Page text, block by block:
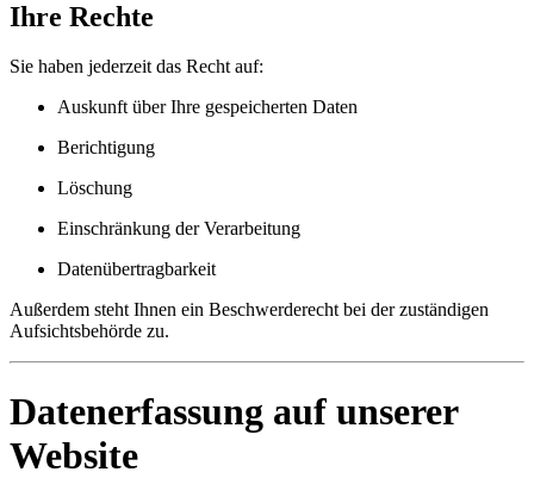
Ihre Rechte
Sie haben jederzeit das Recht auf:
Auskunft über Ihre gespeicherten Daten
Berichtigung
Löschung
Einschränkung der Verarbeitung
Datenübertragbarkeit
Außerdem steht Ihnen ein Beschwerderecht bei der zuständigen
Aufsichtsbehörde zu.
Datenerfassung auf unserer
Website